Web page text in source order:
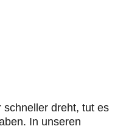
schneller dreht, tut es
In unseren